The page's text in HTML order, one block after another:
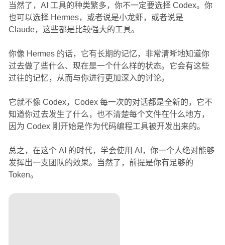
当然了，AI 工具的种类繁多，你不一定要选择 Codex。你
也可以选择 Hermes，或者说是小龙虾，或者说是
Claude，这些都是比较强大的工具。
你像 Hermes 的话，它有长期的记忆，非常清晰地知道你
过去做了些什么、现在是一个什么样的状态。它会有这些
过往的记忆，从而与你进行更加深入的讨论。
它就不像 Codex，Codex 每一次的对话都是全新的，它不
知道你过去发生了什么，也不清楚每个文件在什么地方，
因为 Codex 刚开始是作为代码编程工具被开发出来的。
总之，在这个 AI 的时代，学会使用 AI，你一个人绝对能够
发挥出一支团队的效果。当然了，前提是你有足够的
Token。